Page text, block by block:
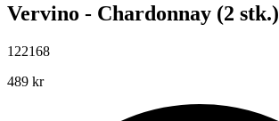
Vervino - Chardonnay (2 stk.)
122168
489 kr